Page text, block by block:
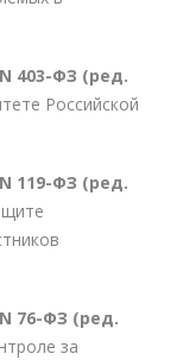
403-ФЗ (ред.
Российской
119-ФЗ (ред.
76-ФЗ (ред.
за